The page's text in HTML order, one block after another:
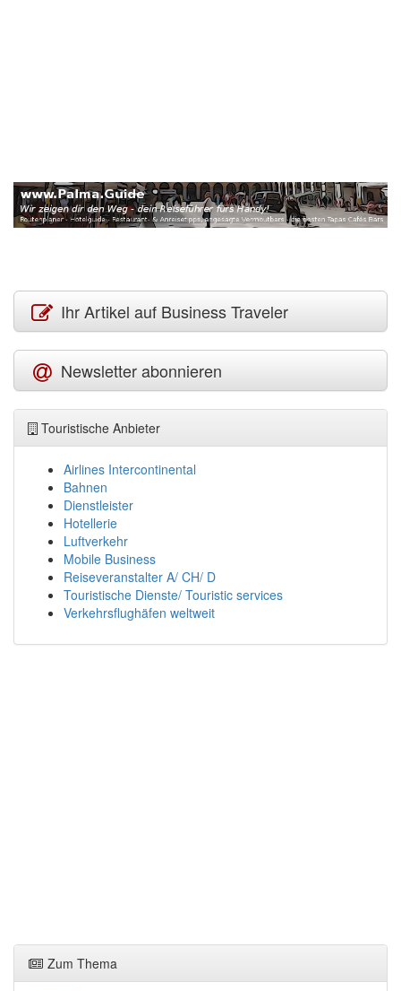
Ihr Artikel auf Business Traveler
Newsletter abonnieren
Touristische Anbieter
Airlines Intercontinental
Bahnen
Dienstleister
Hotellerie
Luftverkehr
Mobile Business
Reiseveranstalter A/ CH/ D
Touristische Dienste/ Touristic services
Verkehrsflughäfen weltweit
Zum Thema